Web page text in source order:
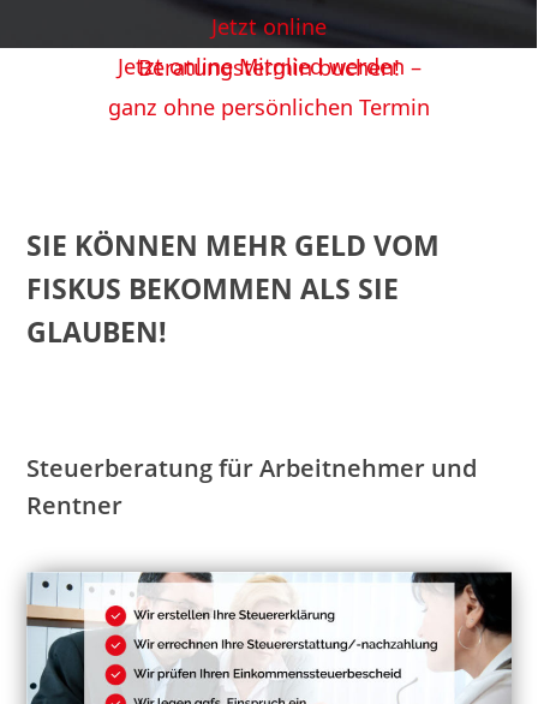
Jetzt online
Beratungstermin buchen!
Jetzt online Mitglied werden –
ganz ohne persönlichen Termin
SIE KÖNNEN MEHR GELD VOM
FISKUS BEKOMMEN ALS SIE
GLAUBEN!
Steuerberatung für Arbeitnehmer und
Rentner